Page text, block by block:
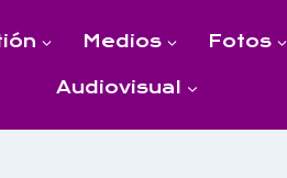
Medios Fotos
Audiovisual